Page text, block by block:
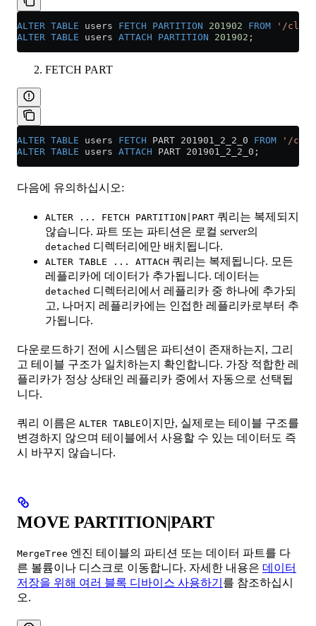
ALTER TABLE users FETCH PARTITION 201902 FROM '/
ALTER TABLE users ATTACH PARTITION 201902 ;
FETCH PART
ALTER TABLE users FETCH PART 201901_2_2_0 FROM '/
ALTER TABLE users ATTACH PART 201901_2_2_0;
다음에 유의하십시오:
ALTER ... FETCH PARTITION|PART 쿼리는 복제되지
않습니다. 파트 또는 파티션은 로컬 server의
detached 디렉터리에만 배치됩니다.
ALTER TABLE ... ATTACH 쿼리는 복제됩니다. 모든
레플리카에 데이터가 추가됩니다. 데이터는
detached 디렉터리에서 레플리카 중 하나에 추가되
고, 나머지 레플리카에는 인접한 레플리카로부터 추
가됩니다.
다운로드하기 전에 시스템은 파티션이 존재하는지, 그리
고 테이블 구조가 일치하는지 확인합니다. 가장 적합한 레
플리카가 정상 상태인 레플리카 중에서 자동으로 선택됩
니다.
쿼리 이름은 ALTER TABLE이지만, 실제로는 테이블 구조를
변경하지 않으며 테이블에서 사용할 수 있는 데이터도 즉
시 바꾸지 않습니다.
MOVE PARTITION|PART
MergeTree 엔진 테이블의 파티션 또는 데이터 파트를 다
른 볼륨이나 디스크로 이동합니다. 자세한 내용은 데이터
저장을 위해 여러 블록 디바이스 사용하기 를 참조하십시
오.